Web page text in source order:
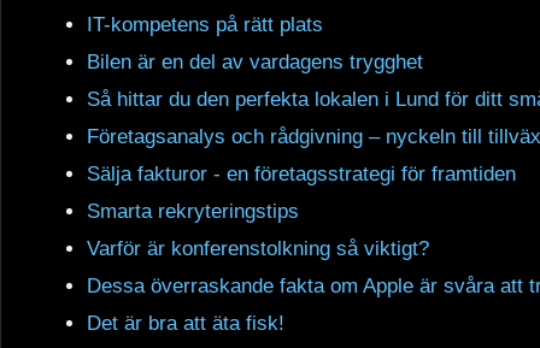
IT-kompetens på rätt plats
Bilen är en del av vardagens trygghet
Så hittar du den perfekta lokalen i Lund för ditt
Företagsanalys och rådgivning – nyckeln till
Sälja fakturor - en företagsstrategi för framtiden
Smarta rekryteringstips
Varför är konferenstolkning så viktigt?
Dessa överraskande fakta om Apple är svåra att
Det är bra att äta fisk!